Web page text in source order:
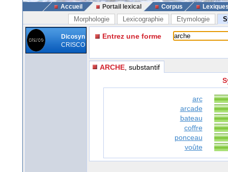
Accueil Portail lexical Corpus
Morphologie Lexicographie Etymologie
Dicosyn
CRISCO
Entrez une forme
ARCHE , substantif
arc
arcade
bateau
coffre
ponceau
voûte